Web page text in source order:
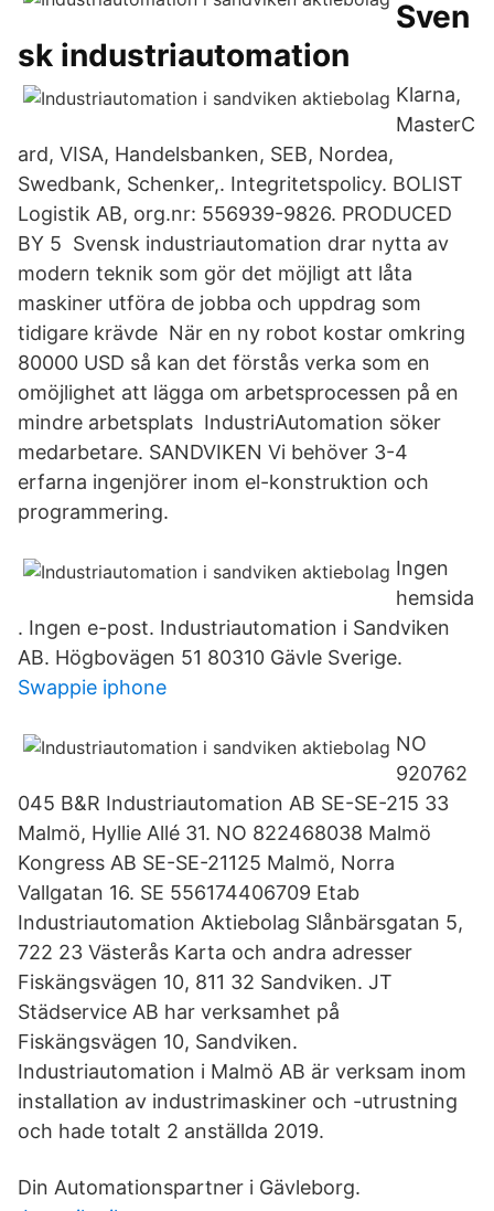
Sven
sk industriautomation
Klarna,
MasterC
ard, VISA, Handelsbanken, SEB, Nordea,
Swedbank, Schenker,. Integritetspolicy. BOLIST
Logistik AB, org.nr: 556939-9826. PRODUCED
BY 5 Svensk industriautomation drar nytta av
modern teknik som gör det möjligt att låta
maskiner utföra de jobba och uppdrag som
tidigare krävde När en ny robot kostar omkring
80000 USD så kan det förstås verka som en
omöjlighet att lägga om arbetsprocessen på en
mindre arbetsplats IndustriAutomation söker
medarbetare. SANDVIKEN Vi behöver 3-4
erfarna ingenjörer inom el-konstruktion och
programmering.
Ingen
hemsida
. Ingen e-post. Industriautomation i Sandviken
AB. Högbovägen 51 80310 Gävle Sverige.
Swappie iphone
NO
920762
045 B&R Industriautomation AB SE-SE-215 33
Malmö, Hyllie Allé 31. NO 822468038 Malmö
Kongress AB SE-SE-21125 Malmö, Norra
Vallgatan 16. SE 556174406709 Etab
Industriautomation Aktiebolag Slånbärsgatan 5,
722 23 Västerås Karta och andra adresser
Fiskängsvägen 10, 811 32 Sandviken. JT
Städservice AB har verksamhet på
Fiskängsvägen 10, Sandviken.
Industriautomation i Malmö AB är verksam inom
installation av industrimaskiner och -utrustning
och hade totalt 2 anställda 2019.
Din Automationspartner i Gävleborg.